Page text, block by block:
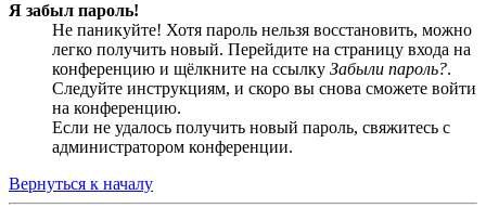
Я забыл пароль!
Не паникуйте! Хотя пароль нельзя восстановить, можно
легко получить новый. Перейдите на страницу входа на
конференцию и щёлкните на ссылку Забыли пароль?.
Следуйте инструкциям, и скоро вы снова сможете войти
на конференцию.
Если не удалось получить новый пароль, свяжитесь с
администратором конференции.
Вернуться к началу